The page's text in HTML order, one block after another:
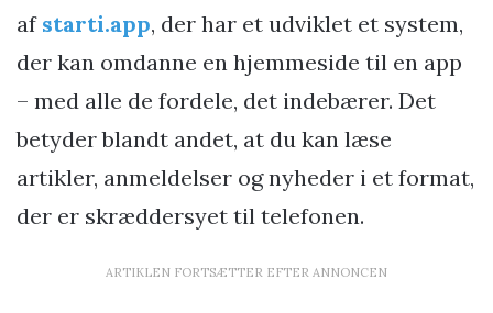
af starti.app, der har et udviklet et system,
der kan omdanne en hjemmeside til en app
– med alle de fordele, det indebærer. Det
betyder blandt andet, at du kan læse
artikler, anmeldelser og nyheder i et format,
der er skræddersyet til telefonen.
ARTIKLEN FORTSÆTTER EFTER ANNONCEN